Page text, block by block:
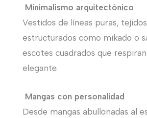
Minimalismo arquitectónico
Vestidos de líneas puras, tejidos
estructurados como mikado o
escotes cuadrados que
elegante.
Mangas con personalidad
Desde mangas abullonadas al